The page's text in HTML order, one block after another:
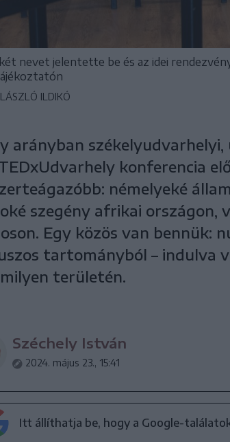
nevet jelentette be és az idei
ILDIKÓ
arányban
konferencia
némelyeké
szegény afrikai országon,
Egy közös van bennük:
tartományból – indulva
területén.
Széchely István
2024. május 23., 15:41
Itt állíthatja be, hogy a Google-